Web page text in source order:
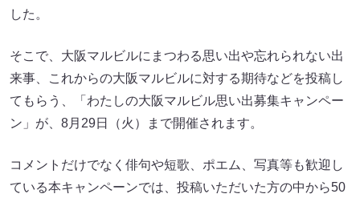
した。
そこで、大阪マルビルにまつわる思い出や忘れられない出
来事、これからの大阪マルビルに対する期待などを投稿し
てもらう、「わたしの大阪マルビル思い出募集キャンペー
ン」が、8月29日（火）まで開催されます。
コメントだけでなく俳句や短歌、ポエム、写真等も歓迎し
ている本キャンペーンでは、投稿いただいた方の中から50